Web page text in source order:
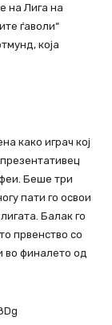
на Лига на
ѓаволи“
која
како играч кој
Беше три
пати го освои
Балак го
првенство со
во финалето од